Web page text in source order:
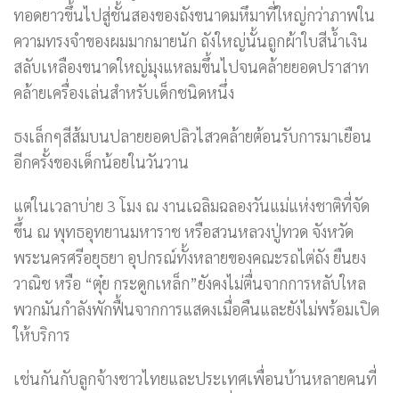
ทอดยาวขึ้นไปสู่ชั้นสองของถังขนาดมหึมาที่ใหญ่กว่าภาพใน
ความทรงจำของผมมากมายนัก ถังใหญ่นั้นถูกผ้าใบสีน้ำเงิน
สลับเหลืองขนาดใหญ่มุงแหลมขึ้นไปจนคล้ายยอดปราสาท
คล้ายเครื่องเล่นสำหรับเด็กชนิดหนึ่ง
ธงเล็กๆสีส้มบนปลายยอดปลิวไสวคล้ายต้อนรับการมาเยือน
อีกครั้งของเด็กน้อยในวันวาน
แต่ในเวลาบ่าย 3 โมง ณ งานเฉลิมฉลองวันแม่แห่งชาติที่จัด
ขึ้น ณ พุทธอุทยานมหาราช หรือสวนหลวงปู่ทวด จังหวัด
พระนครศรีอยุธยา อุปกรณ์ทั้งหลายของคณะรถไต่ถัง ยืนยง
วาณิช หรือ “ตุ๋ย กระดูกเหล็ก”ยังคงไม่ตื่นจากการหลับใหล
พวกมันกำลังพักฟื้นจากการแสดงเมื่อคืนและยังไม่พร้อมเปิด
ให้บริการ
เช่นกันกับลูกจ้างชาวไทยและประเทศเพื่อนบ้านหลายคนที่